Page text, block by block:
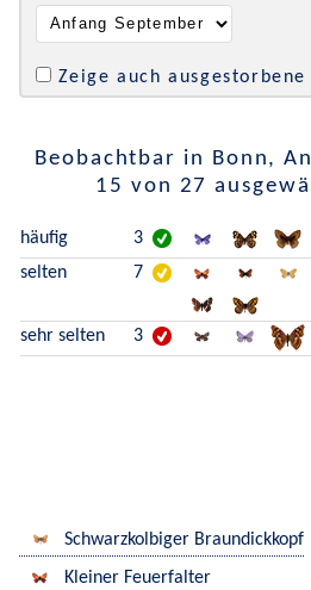
Zeige auch
Beobachtbar in Bonn,
15 von 27
häufig 3
selten
7
sehr selten 3
Schwarzkolbiger Braundickkopf
Kleiner Feuerfalter